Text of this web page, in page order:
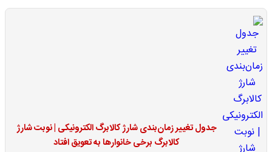
جدول تغییر زمان‌بندی شارژ کالابرگ الکترونیکی | نوبت شارژ
کالابرگ برخی خانوارها به تعویق افتاد